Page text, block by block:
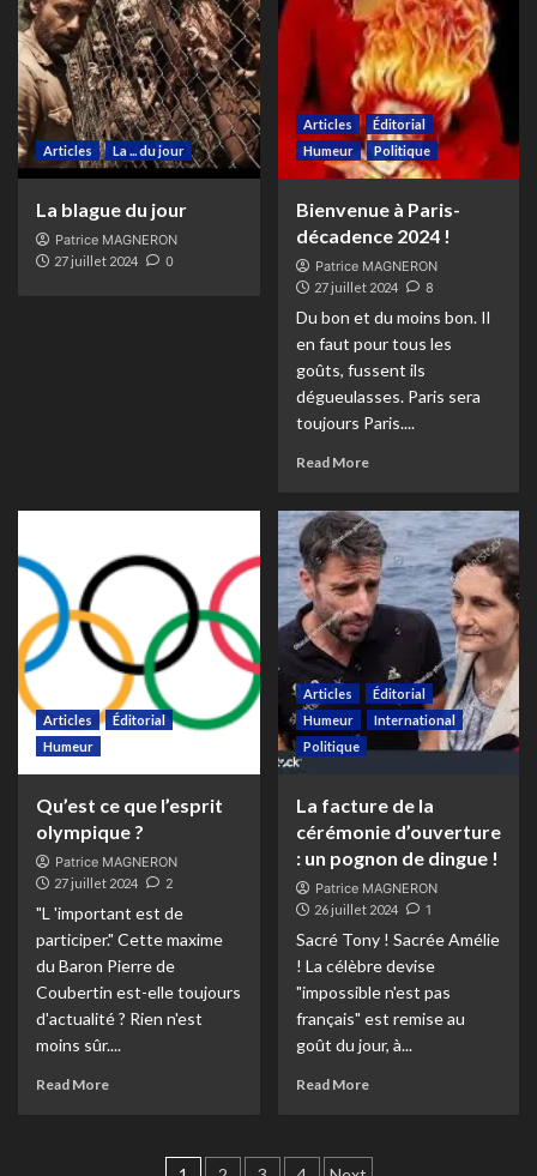
Articles La ... du jour
La blague du jour
Patrice MAGNERON
27 juillet 2024 0
Articles
Éditorial
Humeur
Politique
Bienvenue à Paris-
décadence 2024 !
Patrice MAGNERON
27 juillet 2024 8
Du bon et du moins bon. Il
en faut pour tous les
goûts, fussent ils
dégueulasses. Paris sera
toujours Paris....
Read More
Articles
Éditorial
Humeur
Qu’est ce que l’esprit
olympique ?
Patrice MAGNERON
27 juillet 2024 2
"L 'important est de
participer." Cette maxime
du Baron Pierre de
Coubertin est-elle toujours
d'actualité ? Rien n'est
moins sûr....
Read More
Articles
Éditorial
Humeur
International
Politique
La facture de la
cérémonie d’ouverture
: un pognon de dingue !
Patrice MAGNERON
26 juillet 2024 1
Sacré Tony ! Sacrée Amélie
! La célèbre devise
"impossible n'est pas
français" est remise au
goût du jour, à...
Read More